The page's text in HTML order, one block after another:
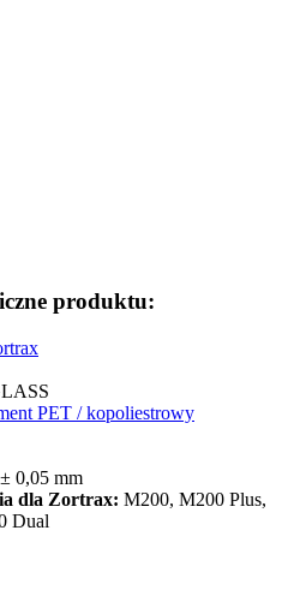
produktu:
PET / kopoliestrowy
± 0,05 mm
dla Zortrax: M200, M200 Plus,
Dual